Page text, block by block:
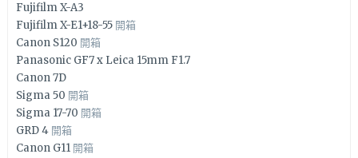
Fujifilm X-A3
Fujifilm X-E1+18-55 開箱
Canon S120 開箱
Panasonic GF7 x Leica 15mm F1.7
Canon 7D
Sigma 50 開箱
Sigma 17-70 開箱
GRD 4 開箱
Canon G11 開箱